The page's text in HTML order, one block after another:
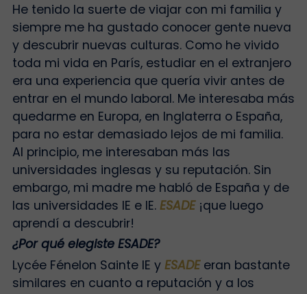
He tenido la suerte de viajar con mi familia y
siempre me ha gustado conocer gente nueva
y descubrir nuevas culturas. Como he vivido
toda mi vida en París, estudiar en el extranjero
era una experiencia que quería vivir antes de
entrar en el mundo laboral. Me interesaba más
quedarme en Europa, en Inglaterra o España,
para no estar demasiado lejos de mi familia.
Al principio, me interesaban más las
universidades inglesas y su reputación. Sin
embargo, mi madre me habló de España y de
las universidades IE e IE. ESADE¡que luego
aprendí a descubrir!
¿Por qué elegiste ESADE?
Lycée Fénelon Sainte IE y ESADEeran bastante
similares en cuanto a reputación y a los